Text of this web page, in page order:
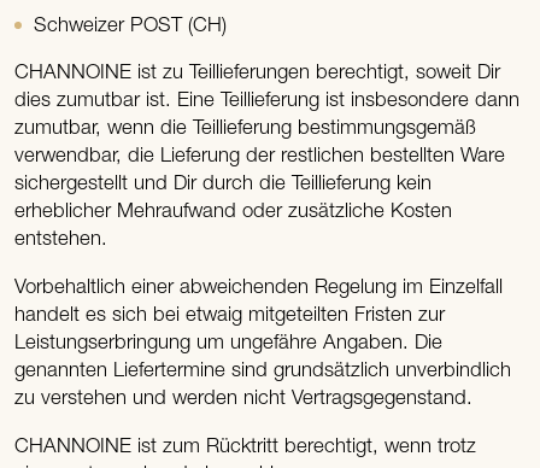
Schweizer POST (CH)
CHANNOINE ist zu Teillieferungen berechtigt, soweit Dir
dies zumutbar ist. Eine Teillieferung ist insbesondere dann
zumutbar, wenn die Teillieferung bestimmungsgemäß
verwendbar, die Lieferung der restlichen bestellten Ware
sichergestellt und Dir durch die Teillieferung kein
erheblicher Mehraufwand oder zusätzliche Kosten
entstehen.
Vorbehaltlich einer abweichenden Regelung im Einzelfall
handelt es sich bei etwaig mitgeteilten Fristen zur
Leistungserbringung um ungefähre Angaben. Die
genannten Liefertermine sind grundsätzlich unverbindlich
zu verstehen und werden nicht Vertragsgegenstand.
CHANNOINE ist zum Rücktritt berechtigt, wenn trotz